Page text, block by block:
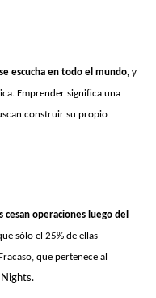
escucha en todo el mundo, y
Emprender significa una
construir su propio
cesan operaciones luego del
sólo el 25% de ellas
que pertenece al